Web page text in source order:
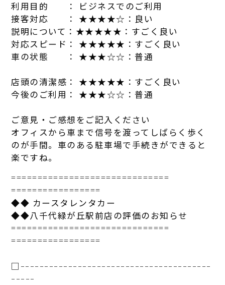
利用目的 ： ビジネスでのご利用
接客対応 ： ★★★★☆：良い
説明について：★★★★★： すごく良い
対応スピード： ★★★★★： す ごく良い
車の状態 ： ★★★☆☆：普通
店頭の清潔感： ★★★★★： す ごく良い
今後のご利用： ★★★☆☆：普通
ご意見・ご感想をご記入ください
オフィスから車まで信号を渡ってしばらく歩く
のが手間。車のある駐車場で手続きができると
楽ですね。
==============================
=================
◆◆ カー スタ レンタカ ー
◆◆八千代緑が丘駅前店の評価のお知らせ
==============================
=================
□----------------------------------------
-----